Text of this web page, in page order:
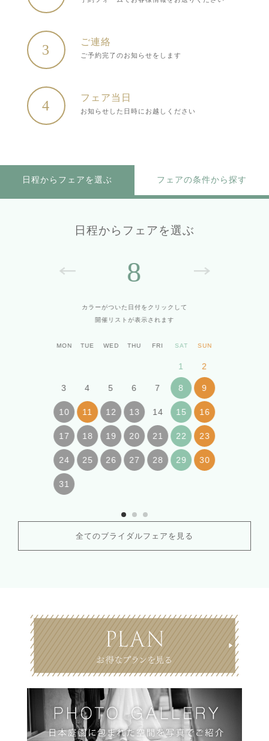
3
ご連絡
ご予約完了のお知らせをします
4
フェア当日
お知らせした日時にお越しください
日程からフェアを選ぶ フェアの条件から探す
日程からフェアを選ぶ
8
カラーがついた日付をクリックして
開催リストが表示されます
MON TUE WED THU FRI SAT SUN
1 2
3 4 5 6 7 8 9
10 11 12 13 14 15 16
17 18 19 20 21 22 23
24 25 26 27 28 29 30
31
全てのブライダルフェアを見る